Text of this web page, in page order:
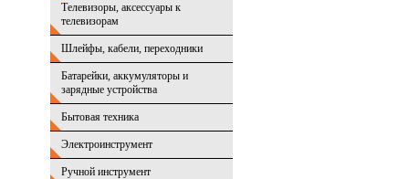
Телевизоры, аксессуары к
телевизорам
Шлейфы, кабели, переходники
Батарейки, аккумуляторы и
зарядные устройства
Бытовая техника
Электроинструмент
Ручной инструмент